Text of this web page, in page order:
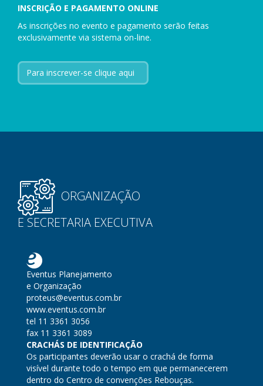
INSCRIÇÃO E PAGAMENTO ONLINE
As inscrições no evento e pagamento serão feitas
exclusivamente via sistema on-line.
Para inscrever-se clique aqui
ORGANIZAÇÃO
E SECRETARIA EXECUTIVA
Eventus Planejamento
e Organização
proteus@eventus.com.br
www.eventus.com.br
tel 11 3361 3056
fax 11 3361 3089
CRACHÁS DE IDENTIFICAÇÃO
Os participantes deverão usar o crachá de forma
visível durante todo o tempo em que permanecerem
dentro do Centro de convenções Rebouças.